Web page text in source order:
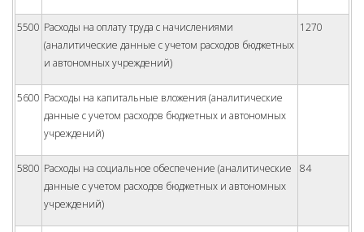
5500 Расходы на оплату труда с начислениями
(аналитические данные с учетом расходов бюджетных
и автономных учреждений)
1270
5600 Расходы на капитальные вложения (аналитические
данные с учетом расходов бюджетных и автономных
учреждений)
5800 Расходы на социальное обеспечение (аналитические
данные с учетом расходов бюджетных и автономных
учреждений)
84